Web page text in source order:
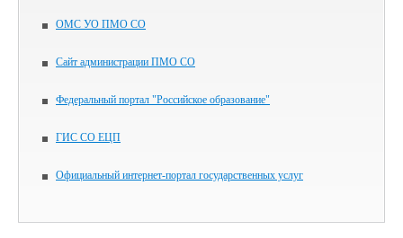
ОМС УО ПМО СО
Сайт администрации ПМО СО
Федеральный портал "Российское образование"
ГИС СО ЕЦП
Официальный интернет-портал государственных услуг